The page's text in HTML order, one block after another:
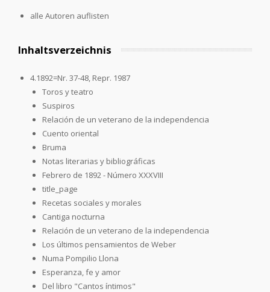
alle Autoren auflisten
Inhaltsverzeichnis
4.1892=Nr. 37-48, Repr. 1987
Toros y teatro
Suspiros
Relación de un veterano de la independencia
Cuento oriental
Bruma
Notas literarias y bibliográficas
Febrero de 1892 - Número XXXVIII
title_page
Recetas sociales y morales
Cantiga nocturna
Relación de un veterano de la independencia
Los últimos pensamientos de Weber
Numa Pompilio Llona
Esperanza, fe y amor
Del libro "Cantos íntimos"